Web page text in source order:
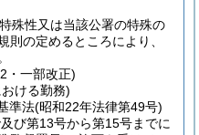
殊性又は当該公署の特殊の
則の定めるところにより、
・一部改正)
ける勤務)
準法(昭和22年法律第49号)
び第13号から第15号までに